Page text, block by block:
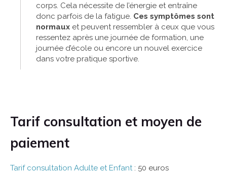
corps. Cela nécessite de l’énergie et entraîne
donc parfois de la fatigue. Ces symptômes sont
normaux et peuvent ressembler à ceux que vous
ressentez après une journée de formation, une
journée d’école ou encore un nouvel exercice
dans votre pratique sportive.
Tarif consultation et moyen de
paiement
Tarif consultation Adulte et Enfant : 50 euros